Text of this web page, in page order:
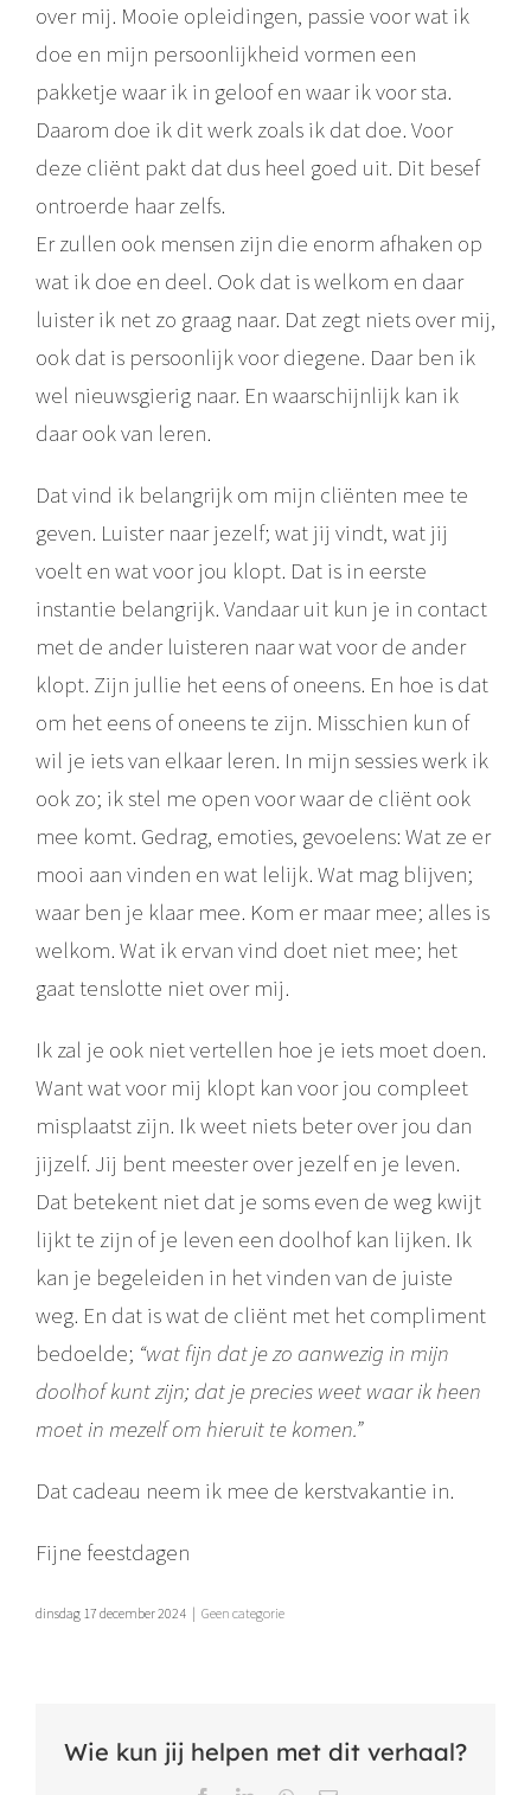
over mij. Mooie opleidingen, passie voor wat ik
doe en mijn persoonlijkheid vormen een
pakketje waar ik in geloof en waar ik voor sta.
Daarom doe ik dit werk zoals ik dat doe. Voor
deze cliënt pakt dat dus heel goed uit. Dit besef
ontroerde haar zelfs.
Er zullen ook mensen zijn die enorm afhaken op
wat ik doe en deel. Ook dat is welkom en daar
luister ik net zo graag naar. Dat zegt niets over mij,
ook dat is persoonlijk voor diegene. Daar ben ik
wel nieuwsgierig naar. En waarschijnlijk kan ik
daar ook van leren.
Dat vind ik belangrijk om mijn cliënten mee te
geven. Luister naar jezelf; wat jij vindt, wat jij
voelt en wat voor jou klopt. Dat is in eerste
instantie belangrijk. Vandaar uit kun je in contact
met de ander luisteren naar wat voor de ander
klopt. Zijn jullie het eens of oneens. En hoe is dat
om het eens of oneens te zijn. Misschien kun of
wil je iets van elkaar leren. In mijn sessies werk ik
ook zo; ik stel me open voor waar de cliënt ook
mee komt. Gedrag, emoties, gevoelens: Wat ze er
mooi aan vinden en wat lelijk. Wat mag blijven;
waar ben je klaar mee. Kom er maar mee; alles is
welkom. Wat ik ervan vind doet niet mee; het
gaat tenslotte niet over mij.
Ik zal je ook niet vertellen hoe je iets moet doen.
Want wat voor mij klopt kan voor jou compleet
misplaatst zijn. Ik weet niets beter over jou dan
jijzelf. Jij bent meester over jezelf en je leven.
Dat betekent niet dat je soms even de weg kwijt
lijkt te zijn of je leven een doolhof kan lijken. Ik
kan je begeleiden in het vinden van de juiste
weg. En dat is wat de cliënt met het compliment
bedoelde; “wat fijn dat je zo aanwezig in mijn
doolhof kunt zijn; dat je precies weet waar ik heen
moet in mezelf om hieruit te komen.”
Dat cadeau neem ik mee de kerstvakantie in.
Fijne feestdagen
dinsdag 17 december 2024 | Geen categorie
Wie kun jij helpen met dit verhaal?